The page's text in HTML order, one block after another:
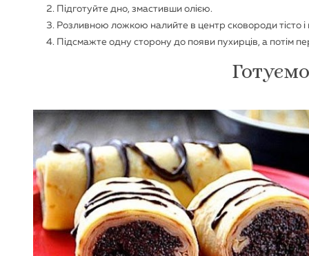
Підготуйте дно, змастивши олією.
Розливною ложкою налийте в центр сковороди тісто і
Підсмажте одну сторону до появи пухирців, а потім